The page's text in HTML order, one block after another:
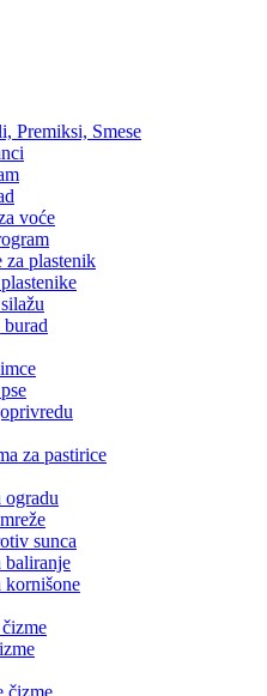
Premiksi, Smese
voće
plastenik
za pastirice
ogradu
sunca
baliranje
kornišone
čizme